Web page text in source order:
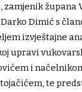
župana
Dimić s
izvještajne
upravi
i
te